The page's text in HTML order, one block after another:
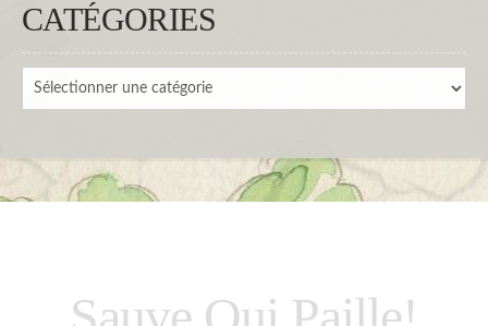
CATÉGORIES
Catégories